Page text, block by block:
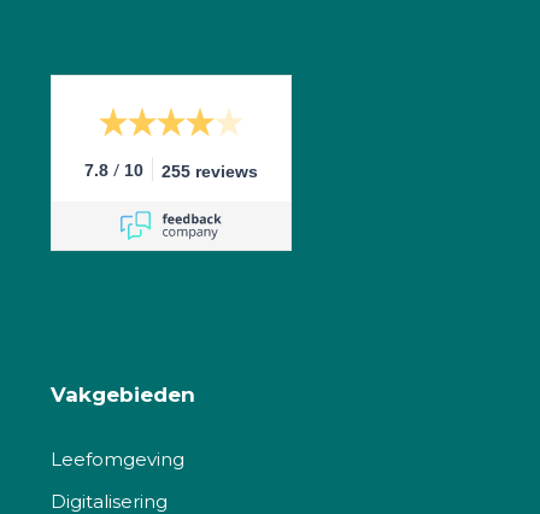
7.8 / 10 255 reviews
Vakgebieden
Leefomgeving
Digitalisering